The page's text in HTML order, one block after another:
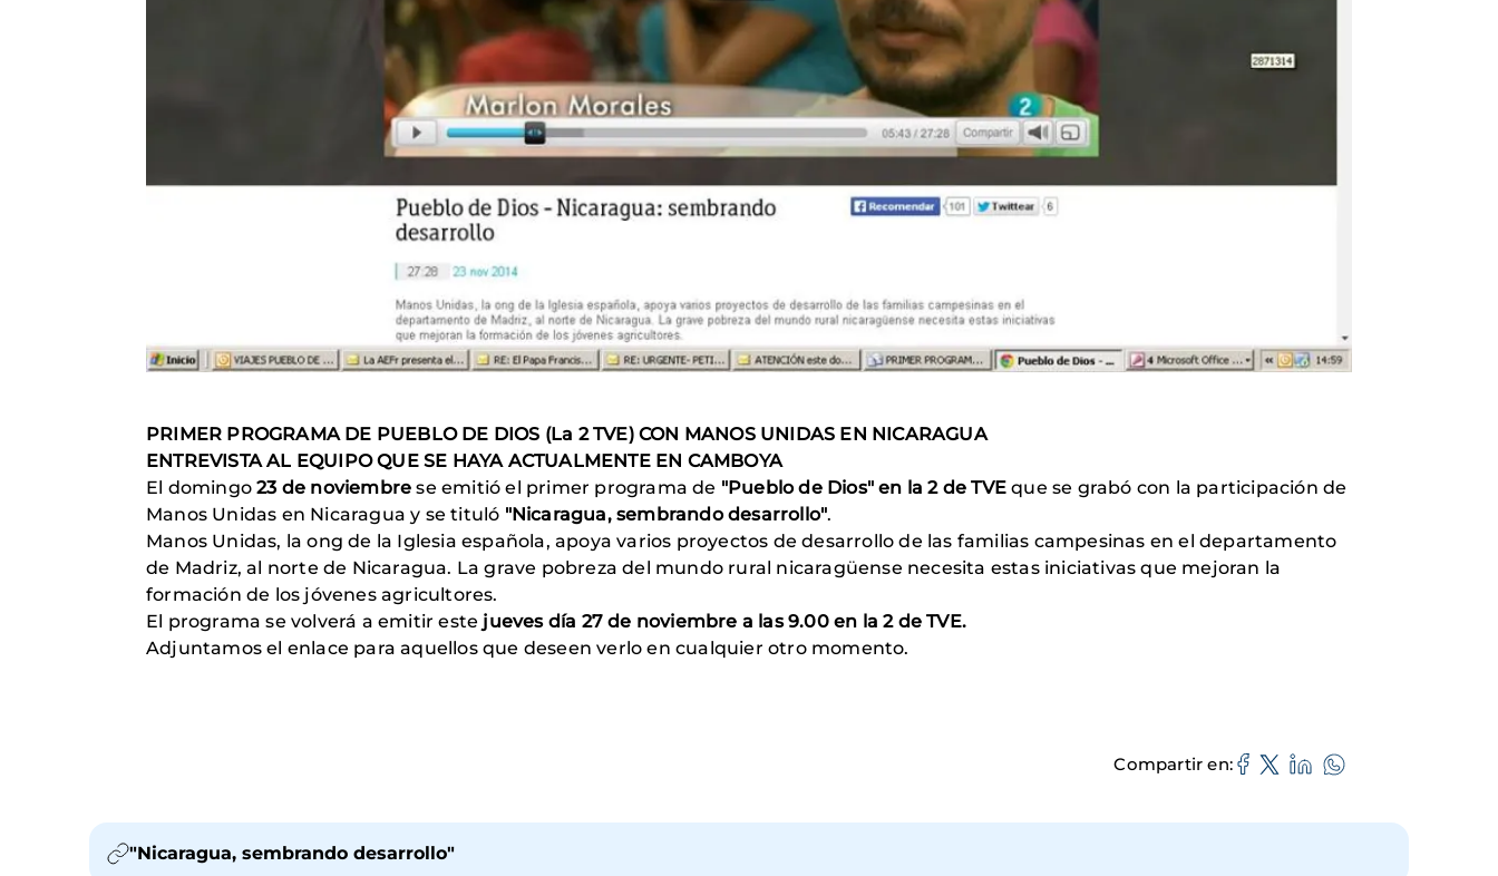
PRIMER PROGRAMA DE PUEBLO DE DIOS (La 2 TVE) CON MANOS UNIDAS EN NICARAGUA
ENTREVISTA AL EQUIPO QUE SE HAYA ACTUALMENTE EN CAMBOYA
El domingo 23 de noviembre se emitió el primer programa de "Pueblo de Dios" en la 2 de TVE que se grabó con la participación de
Manos Unidas en Nicaragua y se tituló "Nicaragua, sembrando desarrollo".
Manos Unidas, la ong de la Iglesia española, apoya varios proyectos de desarrollo de las familias campesinas en el departamento
de Madriz, al norte de Nicaragua. La grave pobreza del mundo rural nicaragüense necesita estas iniciativas que mejoran la
formación de los jóvenes agricultores.
El programa se volverá a emitir este jueves día 27 de noviembre a las 9.00 en la 2 de TVE.
Adjuntamos el enlace para aquellos que deseen verlo en cualquier otro momento.
Compartir en
"Nicaragua, sembrando desarrollo"